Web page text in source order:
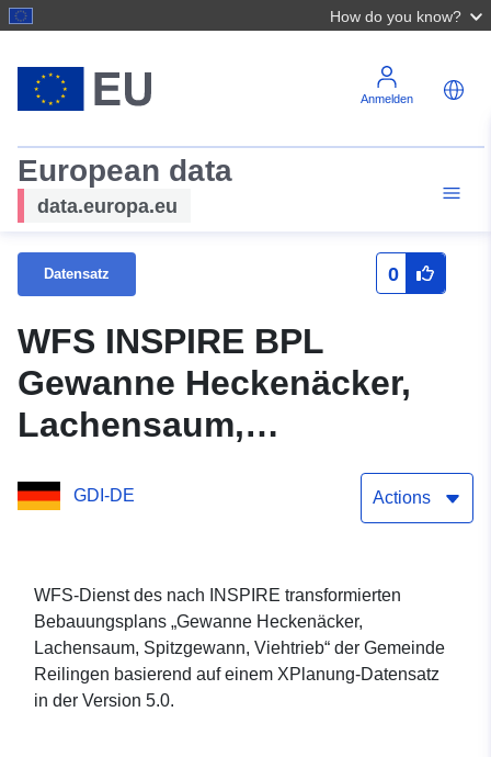
How do you know?
Anmelden
European data
data.europa.eu
Datensatz 0
WFS INSPIRE BPL
Gewanne Heckenäcker,
Lachensaum,
Spitzgewann, Viehtrieb
GDI-DE Actions
WFS-Dienst des nach INSPIRE transformierten
Bebauungsplans „Gewanne Heckenäcker,
Lachensaum, Spitzgewann, Viehtrieb“ der Gemeinde
Reilingen basierend auf einem XPlanung-Datensatz
in der Version 5.0.